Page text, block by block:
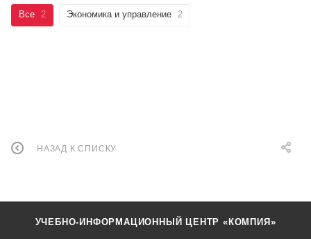
Все 2 Экономика и управление 2
НАЗАД К СПИСКУ
УЧЕБНО-ИНФОРМАЦИОННЫЙ ЦЕНТР «КОМПИЯ»